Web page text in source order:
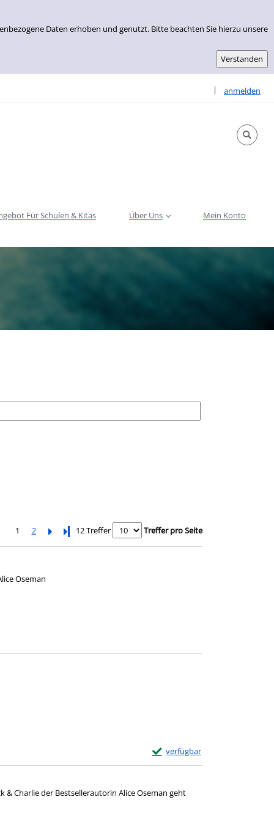
Daten erhoben und genutzt. Bitte beachten Sie hierzu unsere
| anmelden
Sprache
Für Schulen & Kitas Über Uns Mein Konto
1 2 Letzte Seite
12 Treffer Treffer pro Seite
Oseman
verfügbar
Exemplar-Details von
Zum Download von externem
& Charlie der Bestsellerautorin Alice Oseman geht